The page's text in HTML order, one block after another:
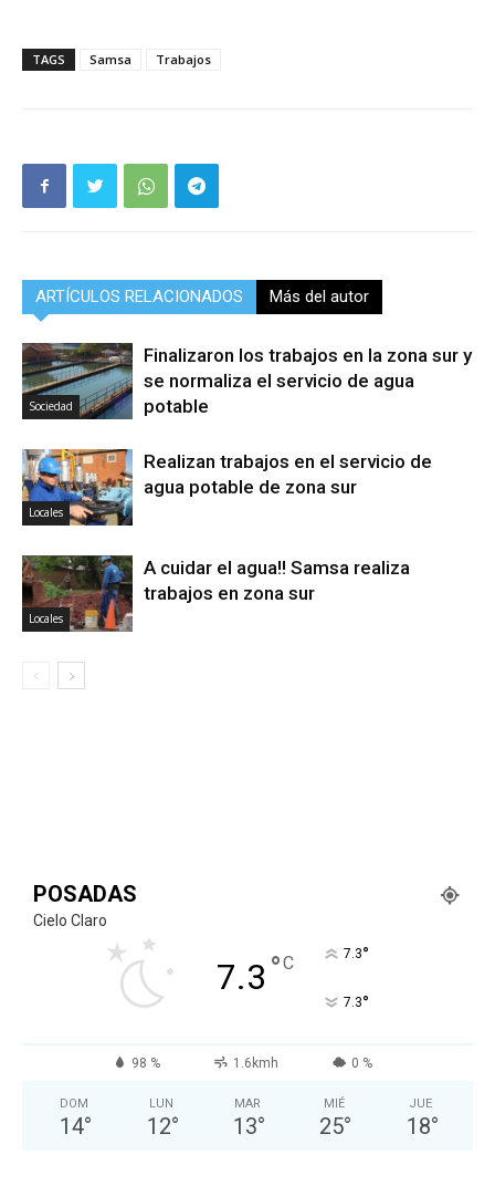
TAGS Samsa Trabajos
ARTÍCULOS RELACIONADOS Más del autor
Sociedad
Finalizaron los trabajos en la zona sur y
se normaliza el servicio de agua
potable
Locales
Realizan trabajos en el servicio de
agua potable de zona sur
Locales
A cuidar el agua!! Samsa realiza
trabajos en zona sur
POSADAS
Cielo Claro
7.3 °C 7.3°
7.3°
98 % 1.6kmh 0 %
DOM
14°
LUN
12°
MAR
13°
MIÉ
25°
JUE
18°